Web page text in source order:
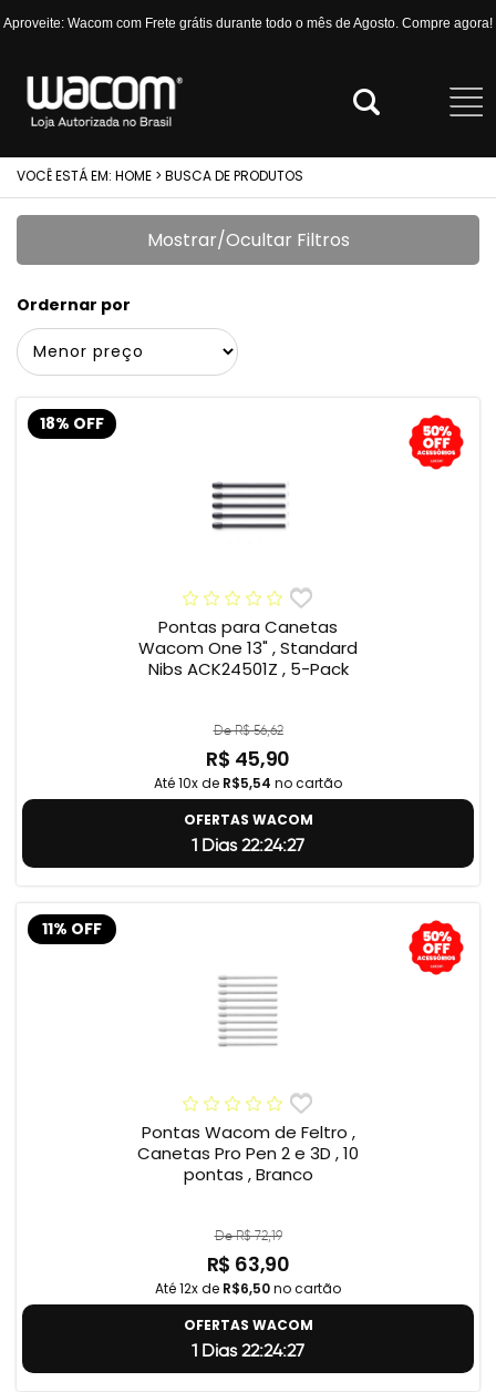
Aproveite: Wacom com Frete grátis durante todo o mês de Agosto. Compre agora!
VOCÊ ESTÁ EM: HOME > BUSCA DE PRODUTOS
Mostrar/Ocultar Filtros
Ordernar por
18% OFF
Pontas para Canetas
Wacom One 13" , Standard
Nibs ACK24501Z , 5-Pack
De R$ 56,62
R$ 45,90
Até 10x de R$5,54 no cartão
OFERTAS WACOM
1 Dias 22:24:26
11% OFF
Pontas Wacom de Feltro ,
Canetas Pro Pen 2 e 3D , 10
pontas , Branco
De R$ 72,19
R$ 63,90
Até 12x de R$6,50no cartão
OFERTAS WACOM
1 Dias 22:24:26